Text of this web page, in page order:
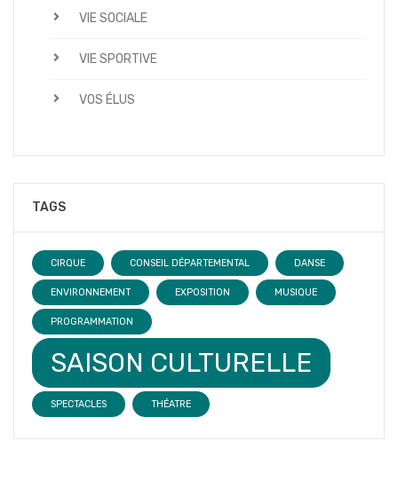
VIE SOCIALE
VIE SPORTIVE
VOS ÉLUS
TAGS
CIRQUE CONSEIL DÉPARTEMENTAL DANSE
ENVIRONNEMENT EXPOSITION MUSIQUE
PROGRAMMATION
SAISON CULTURELLE
SPECTACLES THÉATRE